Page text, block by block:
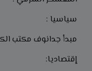
سياسيا :
مبدأ جدانوف مكتب
إقتصاديا: